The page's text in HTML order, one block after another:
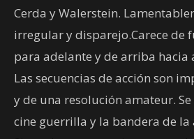
Cerda y Walerstein.
irregular y disparejo.Carece de
para adelante y de arriba hacia
Las secuencias de acción son
y de una resolución amateur.
cine guerrilla y la bandera de